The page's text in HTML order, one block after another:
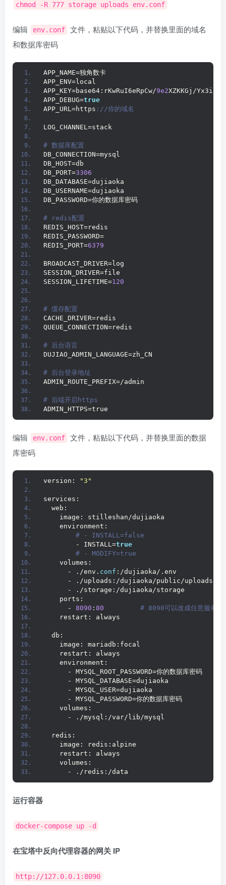
chmod -R 777 storage uploads env.conf
编辑 env.conf
文件，粘贴以下代码，并替换里面的域名
和数据库密码
APP_NAME=独角数卡
APP_ENV=local
APP_KEY=base64:rKwRuI6eRpCw/9e2XZKKGj/
APP_DEBUG=true
APP_URL=https ://你的域名
LOG_CHANNEL=stack
# 数据库配置
DB_CONNECTION=mysql
DB_HOST=db
DB_PORT=3306
DB_DATABASE=dujiaoka
DB_USERNAME=dujiaoka
DB_PASSWORD=你的数据库密码
# redis配置
REDIS_HOST=redis
REDIS_PASSWORD=
REDIS_PORT=6379
BROADCAST_DRIVER=log
SESSION_DRIVER=file
SESSION_LIFETIME=120
# 缓存配置
CACHE_DRIVER=redis
QUEUE_CONNECTION=redis
# 后台语言
DUJIAO_ADMIN_LANGUAGE=zh_CN
# 后台登录地址
ADMIN_ROUTE_PREFIX=/admin
# 后端开启https
ADMIN_HTTPS=true
编辑 env.conf
文件，粘贴以下代码，并替换里面的数据
库密码
version: "3"
services:
  web:
    image: stilleshan/dujiaoka
    environment:
# - INSTALL=false
        - INSTALL=
true
# - MODIFY=true
    volumes:
      - ./env.
conf :/dujiaoka/.env
      - ./uploads:/dujiaoka/public/uploads
      - ./storage:/dujiaoka/storage
    ports:
      -
8090 : 80
# 8090可以改成任意服务器
    restart: always
  db:
    image: mariadb:focal
    restart: always
    environment:
      - MYSQL_ROOT_PASSWORD=你的数据库密码
      - MYSQL_DATABASE=dujiaoka
      - MYSQL_USER=dujiaoka
      - MYSQL_PASSWORD=你的数据库密码
    volumes:
      - ./mysql:/var/lib/mysql
  redis:
    image: redis:alpine
    restart: always
    volumes:
      - ./redis:/data
运行容器
docker-compose up -d
在宝塔中反向代理容器的网关 IP
http://127.0.0.1:8090